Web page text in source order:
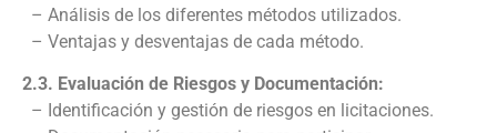
– Análisis de los diferentes métodos utilizados.
– Ventajas y desventajas de cada método.
2.3. Evaluación de Riesgos y Documentación:
– Identificación y gestión de riesgos en licitaciones.